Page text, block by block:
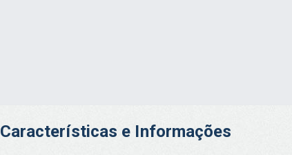
Características e Informações